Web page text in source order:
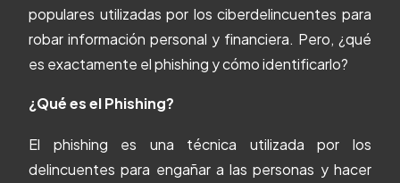
populares utilizadas por los ciberdelincuentes para
robar información personal y financiera. Pero, ¿qué
es exactamente el phishing y cómo identificarlo?
¿Qué es el Phishing?
El phishing es una técnica utilizada por los
delincuentes para engañar a las personas y hacer